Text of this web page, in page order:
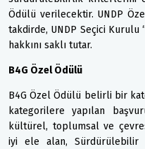
Ödülü verilecektir. UNDP
takdirde, UNDP Seçici Kurulu
hakkını saklı tutar.
B4G Özel Ödülü
B4G Özel Ödülü belirli bir
kategorilere yapılan
kültürel, toplumsal ve
iyi ele alan, Sürdürülebilir